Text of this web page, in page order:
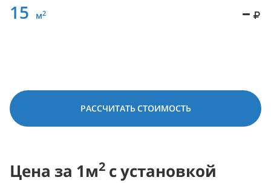
15 м2 –
РАССЧИТАТЬ СТОИМОСТЬ
Цена за 1м2 с установкой